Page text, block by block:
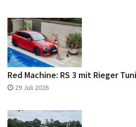
Red Machine: RS 3 mit Rieger
29 Juli 2026